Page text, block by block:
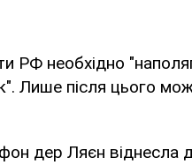
РФ необхідно
Лише після цього
дер Ляєн віднесла